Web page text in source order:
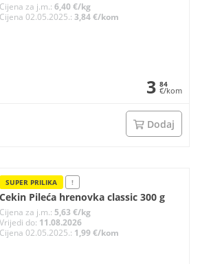
Cijena za j.m.: 6,40 €/kg
Cijena 02.05.2025.: 3,84 €/kom
3 84
€/kom
Dodaj
SUPER PRILIKA !
Cekin Pileća hrenovka classic 300 g
Cijena za j.m.: 5,63 €/kg
Vrijedi do: 11.08.2026
Cijena 02.05.2025.: 1,99 €/kom